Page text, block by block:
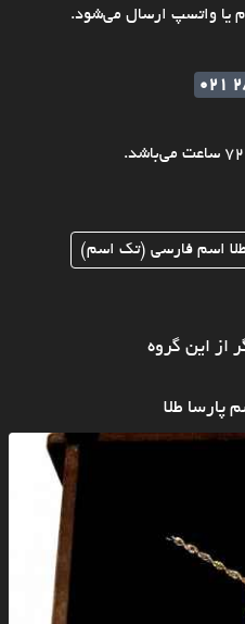
یا واتسپ ارسال می‌شود.
021
اسم فارسی (تک اسم)
از این گروه
پارسا طلا